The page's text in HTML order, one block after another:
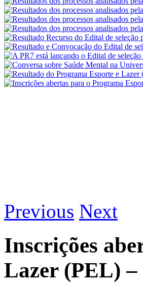
Previous Next
Inscrições
Lazer (PEL) –